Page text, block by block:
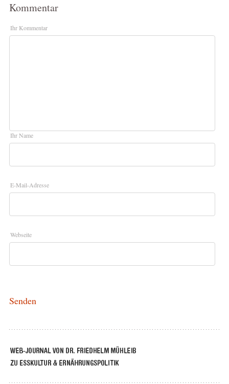
Kommentar
Ihr Kommentar
Ihr Name
E-Mail-Adresse
Webseite